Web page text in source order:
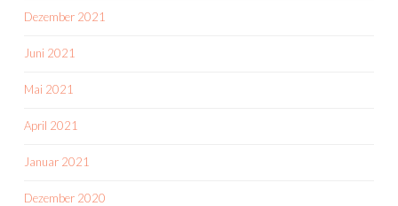
Dezember 2021
Juni 2021
Mai 2021
April 2021
Januar 2021
Dezember 2020